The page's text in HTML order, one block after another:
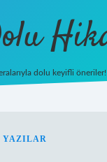
dolu keyifli öneriler!
YAZILAR